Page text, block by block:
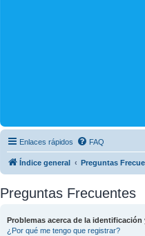
Enlaces rápidos FAQ
Índice general Preguntas
Preguntas Frecuentes
Problemas acerca de la identificación
¿Por qué me tengo que registrar?